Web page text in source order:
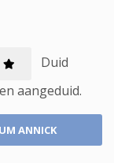
Duid
aangeduid.
ANNICK